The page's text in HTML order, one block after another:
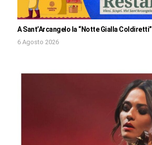
A Sant’Arcangelo la “Notte Gialla Coldiretti”
6 Agosto 2026